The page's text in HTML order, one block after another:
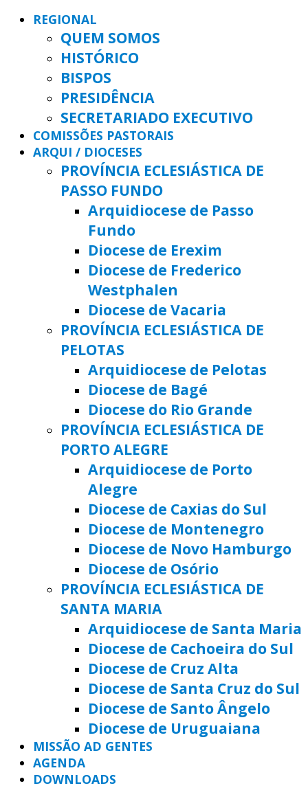
REGIONAL
QUEM SOMOS
HISTÓRICO
BISPOS
PRESIDÊNCIA
SECRETARIADO EXECUTIVO
COMISSÕES PASTORAIS
ARQUI / DIOCESES
PROVÍNCIA ECLESIÁSTICA DE
PASSO FUNDO
Arquidiocese de Passo
Fundo
Diocese de Erexim
Diocese de Frederico
Westphalen
Diocese de Vacaria
PROVÍNCIA ECLESIÁSTICA DE
PELOTAS
Arquidiocese de Pelotas
Diocese de Bagé
Diocese do Rio Grande
PROVÍNCIA ECLESIÁSTICA DE
PORTO ALEGRE
Arquidiocese de Porto
Alegre
Diocese de Caxias do Sul
Diocese de Montenegro
Diocese de Novo Hamburgo
Diocese de Osório
PROVÍNCIA ECLESIÁSTICA DE
SANTA MARIA
Arquidiocese de Santa Maria
Diocese de Cachoeira do Sul
Diocese de Cruz Alta
Diocese de Santa Cruz do Sul
Diocese de Santo Ângelo
Diocese de Uruguaiana
MISSÃO AD GENTES
AGENDA
DOWNLOADS